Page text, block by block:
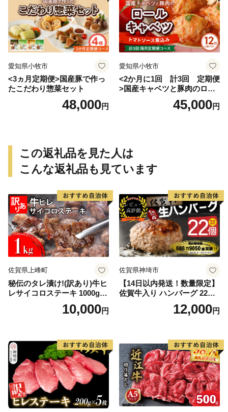
愛知県小牧市
<3ヵ月定期便>国産豚で作っ
たこだわり惣菜セット
48,000円
愛知県小牧市
<2か月に1回 計3回 定期便
>国産キャベツと豚肉のロー
ルキャベツ（6P入り）
45,000円
この返礼品を見た人は
こんな返礼品も見ています
佐賀県上峰町
秘伝のタレ漬け!(訳あり)牛ヒ
レサイコロステーキ 1000g
10,000円
佐賀県神埼市
【14日以内発送！数量限定】
佐賀牛入り ハンバーグ 22個
2.6kg(120g×22個)【佐賀牛
黒毛和牛 ブランド牛 九州 ハ
気】(H083106)
12,000円